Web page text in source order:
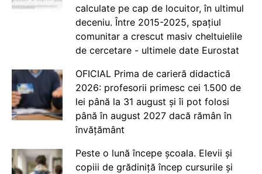
calculate pe cap de locuitor, în ultimul
deceniu. Între 2015-2025, spațiul
comunitar a crescut masiv cheltuielile
de cercetare - ultimele date Eurostat
OFICIAL Prima de carieră didactică
2026: profesorii primesc cei 1.500 de
lei până la 31 august și îi pot folosi
până în august 2027 dacă rămân în
învățământ
Peste o lună începe școala. Elevii și
copiii de grădiniță încep cursurile și